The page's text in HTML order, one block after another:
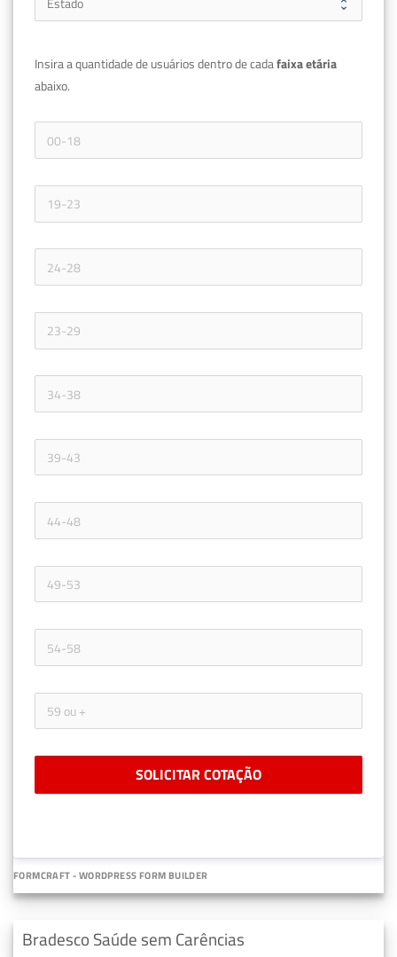
Insira a quantidade de usuários dentro de cada
abaixo.
SOLICITAR COTAÇÃO
FORMCRAFT - WORDPRESS FORM BUILDER
Bradesco Saúde sem Carências